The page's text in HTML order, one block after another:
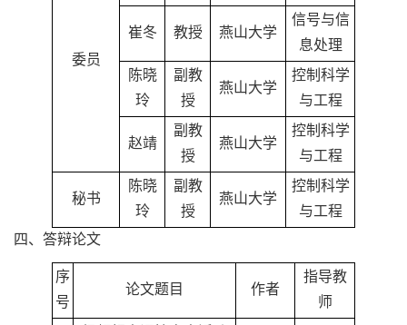
委员
崔冬 教授 燕山大学
信号与信
息处理
陈晓
玲
副教
授
燕山大学
控制科学
与工程
赵靖
副教
授
燕山大学
控制科学
与工程
秘书
陈晓
玲
副教
授
燕山大学
控制科学
与工程
四、答辩论文
序
号
论文题目 作者
指导教
师